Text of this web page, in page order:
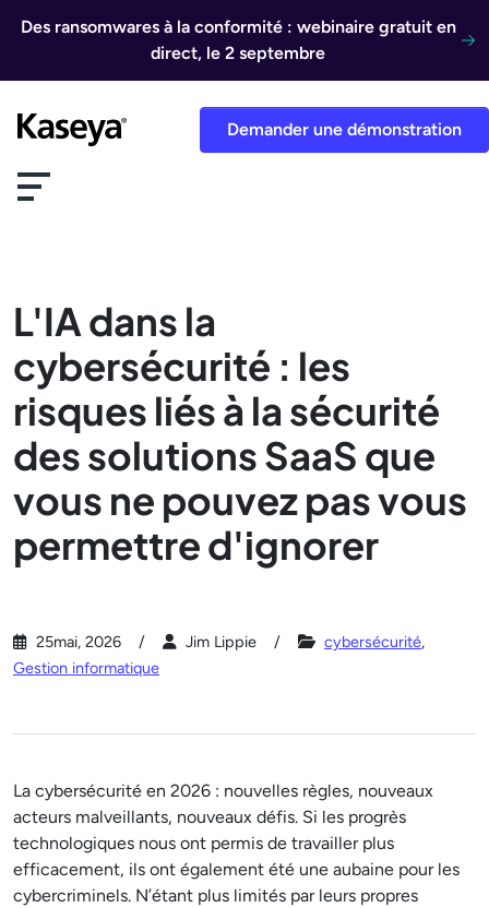
Des ransomwares à la conformité : webinaire gratuit en
direct, le 2 septembre
Demander une démonstration
L'IA dans la
cybersécurité : les
risques liés à la sécurité
des solutions SaaS que
vous ne pouvez pas vous
permettre d'ignorer
25mai, 2026 Jim Lippie cybersécurité,
Gestion informatique
La cybersécurité en 2026 : nouvelles règles, nouveaux
acteurs malveillants, nouveaux défis. Si les progrès
technologiques nous ont permis de travailler plus
efficacement, ils ont également été une aubaine pour les
cybercriminels. N’étant plus limités par leurs propres